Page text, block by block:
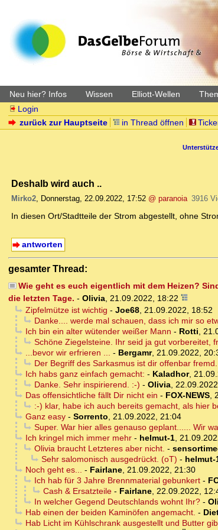
Neu hier? Infos Wissen Elliott-Wellen
Login
zurück zur Hauptseite
in Thread öffnen
Deshalb wird auch ..
Mirko2, Donnerstag, 22.09.2022, 17:52 @ paranoia 3916
In diesen Ort/Stadtteile der Strom abgestellt, ohne
antworten
gesamter Thread:
Wie geht es euch eigentlich mit dem Heizen?
die letzten Tage. - Olivia, 21.09.2022, 18:22
Zipfelmütze ist wichtig - Joe68, 21.09.2022, 18:52
Danke.... werde mal schauen, dass ich mir so
Ich bin ein alter wütender weißer Mann - Rotti,
Schöne Ziegelsteine. Ihr seid ja gut vorbereitet,
...bevor wir erfrieren ... - Bergamr, 21.09.2022,
Der Begriff des Sarkasmus ist dir offenbar
Ich habs ganz einfach gemacht: - Kaladhor,
Danke. Sehr inspirierend. :-) - Olivia,
Das offensichtliche fällt Dir nicht ein - FOX-NEWS,
:-) klar, habe ich auch bereits gemacht, als hier
Ganz easy- Sorrento, 21.09.2022, 21:04
Super. War hier alles genauso geplant...... Wir
Ich kringel mich immer mehr- helmut-1,
Olivia braucht Letzteres aber nicht. -
Sehr salomonisch ausgedrückt. (oT) - helmut-
Noch geht es... - Fairlane, 21.09.2022, 21:30
Ich hab für 3 Jahre Brennmaterial gebunkert-
Cash & Ersatzteile- Fairlane, 22.09.2022,
In welcher Gegend Deutschlands wohnt Ihr?-
Hab einen der beiden Kaminöfen angemacht. -
Hab Licht im Kühlschrank ausgestellt und Butter